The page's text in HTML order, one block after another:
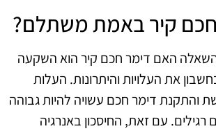
קיר באמת משתלם?
האם דימר חכם קיר הוא השקעה
את העלויות והיתרונות. העלות
והתקנת דימר חכם עשויה להיות גבוהה
רגילים. עם זאת, החיסכון באנרגיה